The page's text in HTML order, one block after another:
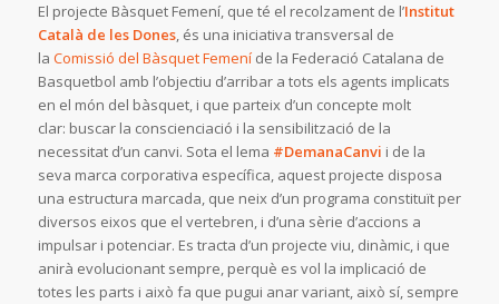
El projecte Bàsquet Femení, que té el recolzament de l’Institut
Català de les Dones, és una iniciativa transversal de
la Comissió del Bàsquet Femeníde la Federació Catalana de
Basquetbol amb l’objectiu d’arribar a tots els agents implicats
en el món del bàsquet, i que parteix d’un concepte molt
clar: buscar la conscienciació i la sensibilització de la
necessitat d’un canvi. Sota el lema #DemanaCanvi i de la
seva marca corporativa específica, aquest projecte disposa
una estructura marcada, que neix d’un programa constituït per
diversos eixos que el vertebren, i d’una sèrie d’accions a
impulsar i potenciar. Es tracta d’un projecte viu, dinàmic, i que
anirà evolucionant sempre, perquè es vol la implicació de
totes les parts i això fa que pugui anar variant, això sí, sempre